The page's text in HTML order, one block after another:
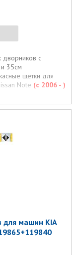
дворников с
35см
щетки для
Note (с 2006 - )
для машин KIA